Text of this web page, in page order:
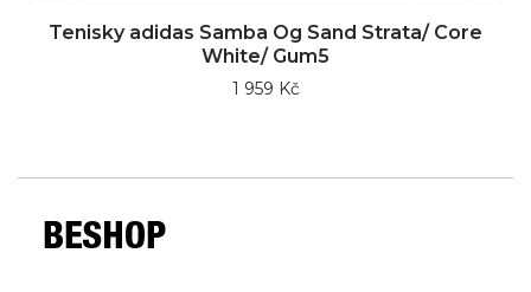
Tenisky adidas Samba Og Sand Strata/ Core
White/ Gum5
1 959 Kč